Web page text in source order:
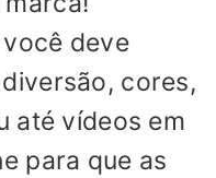
deve
cores,
até vídeos em
para que as